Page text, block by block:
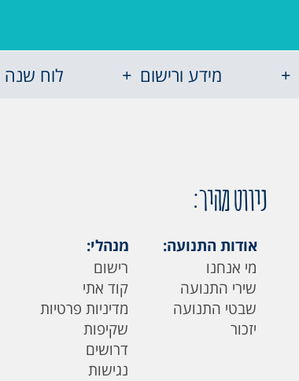
מידע ורישום לוח שנה
ניווט מהיר:
אודות התנועה:
מי אנחנו
שירי התנועה
שבטי התנועה
יזכור
מנהלי:
רישום
קוד אתי
מדיניות פרטיות
שקיפות
דרושים
נגישות